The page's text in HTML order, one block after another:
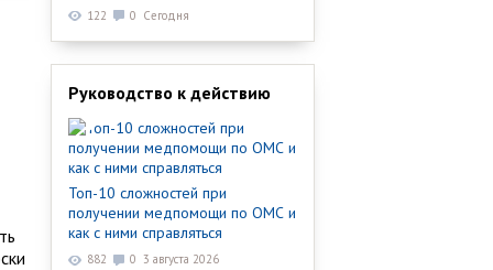
122 0 Сегодня
Руководство к действию
Топ-10 сложностей при
получении медпомощи по ОМС и
как с ними справляться
882 0 3 августа 2026